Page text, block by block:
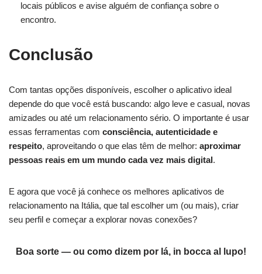
locais públicos e avise alguém de confiança sobre o
encontro.
Conclusão
Com tantas opções disponíveis, escolher o aplicativo ideal
depende do que você está buscando: algo leve e casual, novas
amizades ou até um relacionamento sério. O importante é usar
essas ferramentas com consciência, autenticidade e
respeito, aproveitando o que elas têm de melhor: aproximar
pessoas reais em um mundo cada vez mais digital.
E agora que você já conhece os melhores aplicativos de
relacionamento na Itália, que tal escolher um (ou mais), criar
seu perfil e começar a explorar novas conexões?
Boa sorte — ou como dizem por lá, in bocca al lupo!